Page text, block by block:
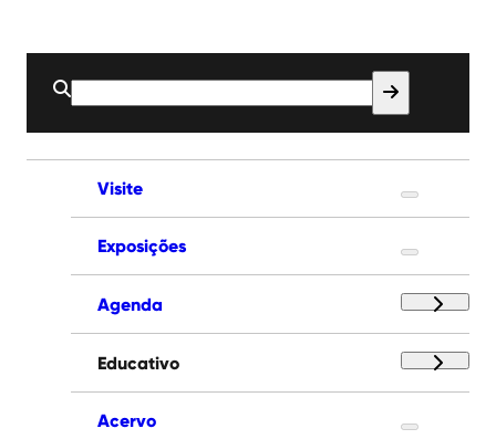
Buscar
por:
Visite
Exposições
Agenda
Educativo
Acervo